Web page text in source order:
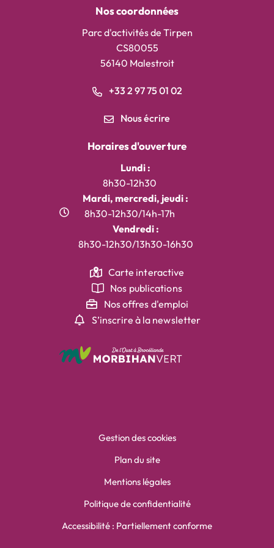
Nos coordonnées
Parc d'activités de Tirpen
CS80055
56140 Malestroit
+33 2 97 75 01 02
Nous écrire
Horaires d'ouverture
Lundi :
8h30-12h30
Mardi, mercredi, jeudi :
8h30-12h30/14h-17h
Vendredi :
8h30-12h30/13h30-16h30
Carte interactive
Nos publications
Nos offres d'emploi
S’inscrire à la newsletter
Gestion des cookies
Plan du site
Mentions légales
Politique de confidentialité
Accessibilité : Partiellement conforme